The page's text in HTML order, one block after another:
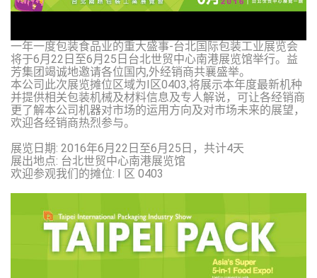
一年一度包装食品业的重大盛事-台北国际包装工业展览会
将于6月22日至6月25日台北世贸中心南港展览馆举行。益
芳集团竭诚地邀请各位国内,外经销商共襄盛举。
本公司此次展览摊位区域为I区0403,将展示本年度最新机种
并提供相关包装机械及材料信息及专人解说，可让各经销商
更了解本公司机器对市场的运用方向及对市场未来的展望，
欢迎各经销商热烈参与。
展览日期: 2016年6月22日至6月25日，共计4天
展出地点: 台北世贸中心南港展览馆
欢迎参观我们的摊位: I 区 0403